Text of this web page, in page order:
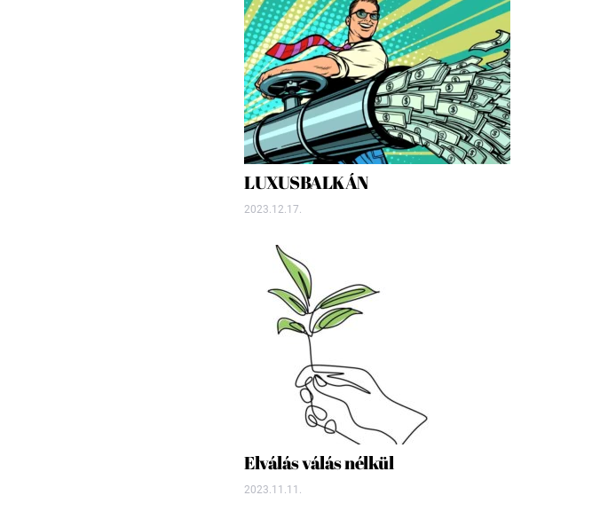
LUXUSBALKÁN
2023.12.17.
Elválás válás nélkül
2023.11.11.